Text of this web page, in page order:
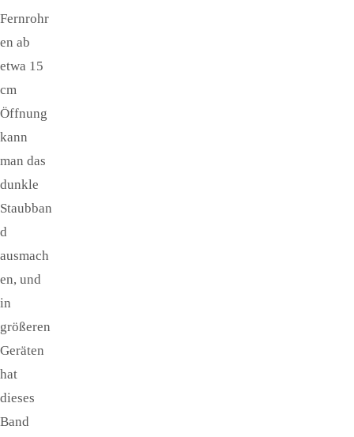
Fernrohr
en ab
etwa 15
cm
Öffnung
kann
man das
dunkle
Staubban
d
ausmach
en, und
in
größeren
Geräten
hat
dieses
Band